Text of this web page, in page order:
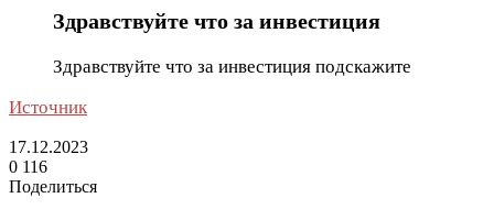
Здравствуйте что за инвестиция
Здравствуйте что за инвестиция подскажите
Источник
17.12.2023
0 116
Поделиться